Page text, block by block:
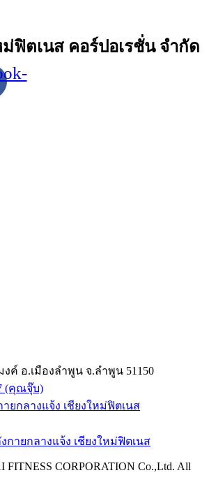
ฟิตเนส คอร์ปอเรชั่น จำกัด
งค์ อ.เมืองลำพูน จ.ลำพูน 51150
(คุณจุ๊บ)
ยกลางแจ้ง เชียงใหม่ฟิตเนส
กายกลางแจ้ง เชียงใหม่ฟิตเนส
CORPORATION Co.,Ltd. All